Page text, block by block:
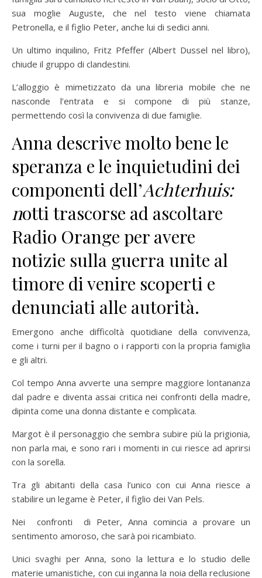
sua moglie Auguste, che nel testo viene chiamata
Petronella, e il figlio Peter, anche lui di sedici anni.
Un ultimo inquilino, Fritz Pfeffer (Albert Dussel nel libro),
chiude il gruppo di clandestini.
L’alloggio è mimetizzato da una libreria mobile che ne
nasconde l’entrata e si compone di più stanze,
permettendo così la convivenza di due famiglie.
Anna descrive molto bene le
speranza e le inquietudini dei
componenti dell’Achterhuis:
notti trascorse ad ascoltare
Radio Orange per avere
notizie sulla guerra unite al
timore di venire scoperti e
denunciati alle autorità.
Emergono anche difficoltà quotidiane della convivenza,
come i turni per il bagno o i rapporti con la propria famiglia
e gli altri.
Col tempo Anna avverte una sempre maggiore lontananza
dal padre e diventa assai critica nei confronti della madre,
dipinta come una donna distante e complicata.
Margot è il personaggio che sembra subire più la prigionia,
non parla mai, e sono rari i momenti in cui riesce ad aprirsi
con la sorella.
Tra gli abitanti della casa l’unico con cui Anna riesce a
stabilire un legame è Peter, il figlio dei Van Pels.
Nei confronti di Peter, Anna comincia a provare un
sentimento amoroso, che sarà poi ricambiato.
Unici svaghi per Anna, sono la lettura e lo studio delle
materie umanistiche, con cui inganna la noia della reclusione